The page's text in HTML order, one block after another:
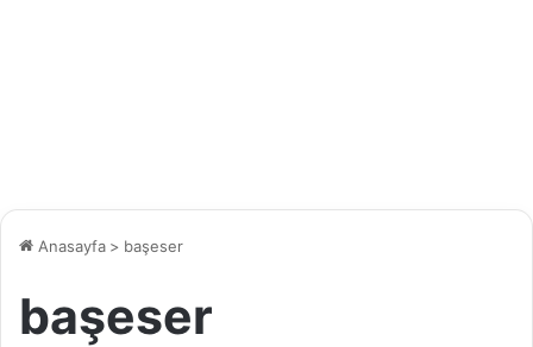
Anasayfa > başeser
başeser